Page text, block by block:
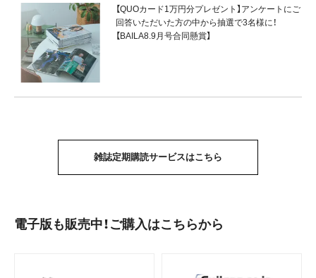
【QUOカード1万円分プレゼント】アンケートにご
回答いただいた方の中から抽選で3名様に！
【BAILA8.9月号合同懸賞】
雑誌定期購読サービスはこちら
電子版も販売中！ご購入はこちらから